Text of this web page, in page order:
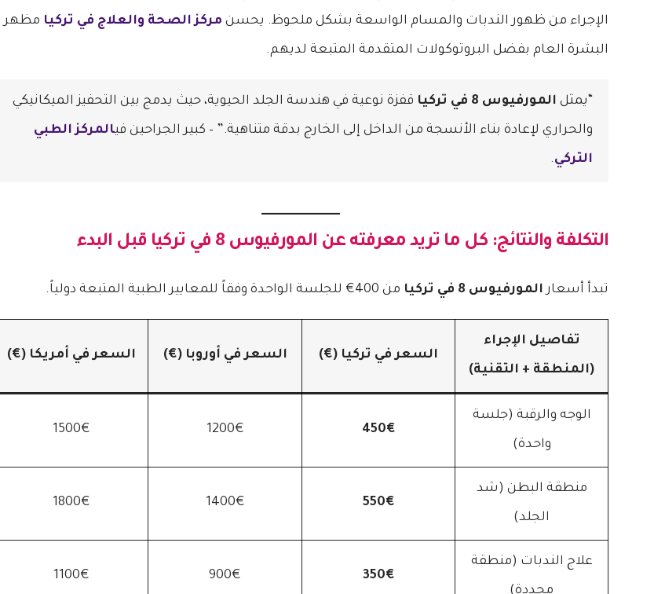
الإجراء من ظهور الندبات والمسام الواسعة بشكل ملحوظ. يحسن مركز الصحة والعلاج في تركيا مظهر
البشرة العام بفضل البروتوكولات المتقدمة المتبعة لديهم.
“يمثل المورفيوس 8 في تركيا قفزة نوعية في هندسة الجلد الحيوية، حيث يدمج بين التحفيز الميكانيكي
والحراري لإعادة بناء الأنسجة من الداخل إلى الخارج بدقة متناهية.” – كبير الجراحين فيالمركز الطبي
التركي.
التكلفة والنتائج: كل ما تريد معرفته عن المورفيوس 8 في تركيا قبل البدء
تبدأ أسعارالمورفيوس 8 في تركيا من 400€ للجلسة الواحدة وفقاً للمعايير الطبية المتبعة دولياً.
تفاصيل الإجراء
(المنطقة + التقنية)
السعر في تركيا (€) السعر في أوروبا (€) السعر في أمريكا (€)
الوجه والرقبة (جلسة
واحدة)
450€
1200€
1500€
منطقة البطن (شد
الجلد)
550€
1400€
1800€
علاج الندبات (منطقة
محددة)
350€
900€
1100€